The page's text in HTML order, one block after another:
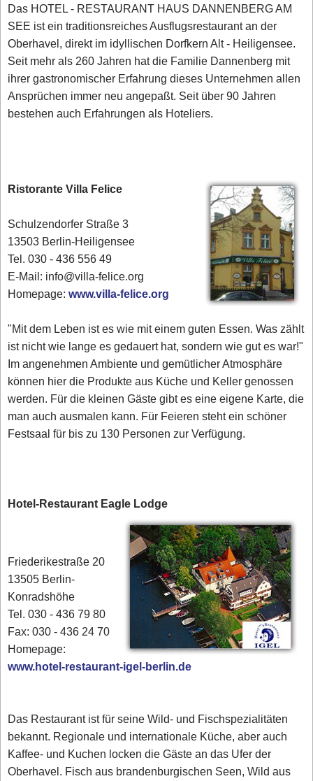
Das HOTEL - RESTAURANT HAUS DANNENBERG AM
SEE ist ein traditionsreiches Ausflugsrestaurant an der
Oberhavel, direkt im idyllischen Dorfkern Alt - Heiligensee.
Seit mehr als 260 Jahren hat die Familie Dannenberg mit
ihrer gastronomischer Erfahrung dieses Unternehmen allen
Ansprüchen immer neu angepaßt. Seit über 90 Jahren
bestehen auch Erfahrungen als Hoteliers.
Ristorante Villa Felice
Schulzendorfer Straße 3
13503 Berlin-Heiligensee
Tel. 030 - 436 556 49
E-Mail: info@villa-felice.org
Homepage:www.villa-felice.org
"Mit dem Leben ist es wie mit einem guten Essen. Was zählt
ist nicht wie lange es gedauert hat, sondern wie gut es war!"
Im angenehmen Ambiente und gemütlicher Atmosphäre
können hier die Produkte aus Küche und Keller genossen
werden. Für die kleinen Gäste gibt es eine eigene Karte, die
man auch ausmalen kann. Für Feieren steht ein schöner
Festsaal für bis zu 130 Personen zur Verfügung.
Hotel-Restaurant Eagle Lodge
Friederikestraße 20
13505 Berlin-
Konradshöhe
Tel. 030 - 436 79 80‎
Fax: 030 - 436 24 70
Homepage:
www.hotel-restaurant-igel-berlin.de
Das Restaurant ist für seine Wild- und Fischspezialitäten
bekannt. Regionale und internationale Küche, aber auch
Kaffee- und Kuchen locken die Gäste an das Ufer der
Oberhavel. Fisch aus brandenburgischen Seen, Wild aus